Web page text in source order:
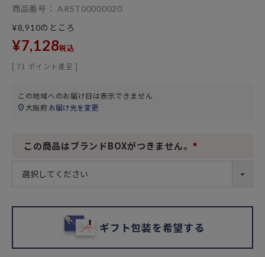
商品番号
ARST00000020
¥8,910のところ
¥7,128税込
[ 71 ポイント進呈 ]
この地域へのお届け日は表示できません
大阪府お届け先を変更
この商品はブランドBOXがつきません。
ギフト包装を希望する